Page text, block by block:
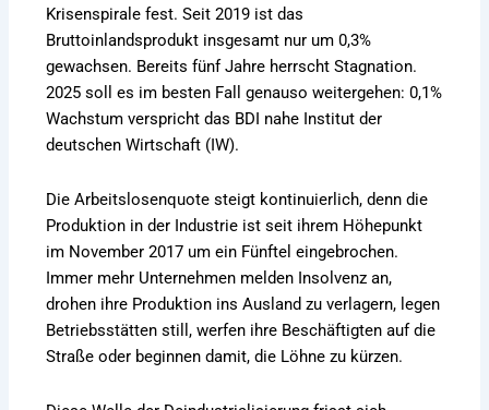
Krisenspirale fest. Seit 2019 ist das
Bruttoinlandsprodukt insgesamt nur um 0,3%
gewachsen. Bereits fünf Jahre herrscht Stagnation.
2025 soll es im besten Fall genauso weitergehen: 0,1%
Wachstum verspricht das BDI nahe Institut der
deutschen Wirtschaft (IW).
Die Arbeitslosenquote steigt kontinuierlich, denn die
Produktion in der Industrie ist seit ihrem Höhepunkt
im November 2017 um ein Fünftel eingebrochen.
Immer mehr Unternehmen melden Insolvenz an,
drohen ihre Produktion ins Ausland zu verlagern, legen
Betriebsstätten still, werfen ihre Beschäftigten auf die
Straße oder beginnen damit, die Löhne zu kürzen.